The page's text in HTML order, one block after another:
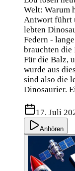
Welt: Warum
Antwort führt
lebten
Federn -
brauchten die
Für die Balz,
wurde aus
sind also die
Dinosaurier.
17. Juli
Anhören